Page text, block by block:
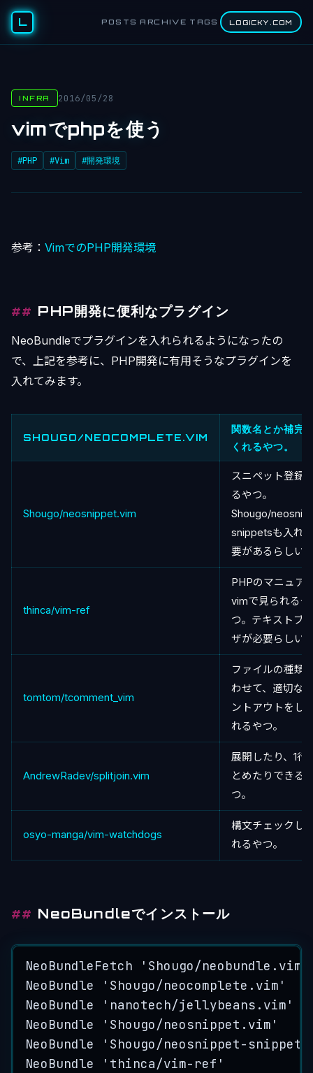
L POSTS ARCHIVE TAGS LOGICKY.COM
INFRA 2016/05/28
vimでphpを使う
#PHP #Vim #開発環境
参考： VimでのPHP開発環境
PHP開発に便利なプラグイン
NeoBundleでプラグインを入れられるようになったの
で、上記を参考に、PHP開発に有用そうなプラグインを
入れてみます。
SHOUGO/NEOCOMPLETE.VIM
関数名とか補完
くれるやつ。
Shougo/neosnippet.vim
スニペット登録
るやつ。
Shougo/
snippetsも入れ
要があるらしい
thinca/vim-ref
PHPのマニュア
vimで見られるや
つ。テキストブ
ザが必要らしい
tomtom/tcomment_vim
ファイルの種類
わせて、適切な
ントアウトをし
れるやつ。
AndrewRadev/splitjoin.vim
展開したり、1行
とめたりできる
つ。
osyo-manga/vim-watchdogs
構文チェックし
れるやつ。
NeoBundleでインストール
NeoBundleFetch ' Shougo/neobundle.vim
NeoBundle
' Shougo/neocomplete.vim '
NeoBundle
' nanotech/jellybeans.vim '
NeoBundle
' Shougo/neosnippet.vim '
NeoBundle
' Shougo/neosnippet-snippets
NeoBundle
' thinca/vim-ref '